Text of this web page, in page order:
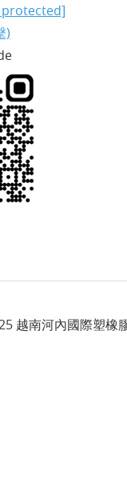
)
越南河內國際塑橡